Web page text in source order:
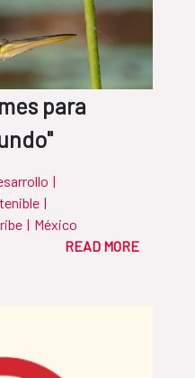
para
|
|
| México
READ MORE